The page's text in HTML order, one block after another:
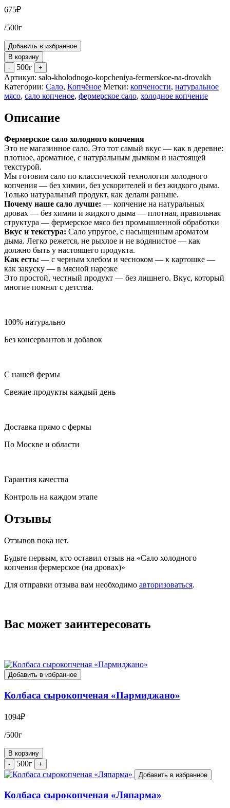
675₽
/500г
Добавить в избранное
В корзину
-
500г +
Артикул: salo-kholodnogo-kopcheniya-fermerskoe-na-drovakh
Категории: Сало, Копчёное Метки: копчености, натуральное
мясо, сало копченое, фермерское сало, холодное копчение
Описание
Фермерское сало холодного копчения
Это не магазинное сало. Это тот самый вкус — как в деревне:
плотное, ароматное, с натуральным дымком и настоящей
текстурой.
Мы готовим сало по классической технологии холодного
копчения — без химии, без ускорителей и без жидкого дыма.
Только натуральный продукт, как делали раньше.
Почему наше сало лучше: — копчение на натуральных
дровах — без химии и жидкого дыма — плотная, правильная
структура — фермерское мясо без промышленной обработки
Вкус и текстура: Сало упругое, с насыщенным ароматом
дыма. Легко режется, не рыхлое и не водянистое — как
должно быть у настоящего продукта.
Как есть: — с черным хлебом и чесноком — к картошке —
как закуску — в мясной нарезке
Это простой, честный продукт — без лишнего. Вкус, который
многие помнят с детства.
100% натурально
Без консервантов и добавок
С нашей фермы
Свежие продукты каждый день
Доставка прямо с фермы
По Москве и области
Гарантия качества
Контроль на каждом этапе
Отзывы
Отзывов пока нет.
Будьте первым, кто оставил отзыв на «Сало холодного
копчения фермерское (на дровах)»
Для отправки отзыва вам необходимо авторизоваться.
Вас может заинтересовать
Добавить в избранное
Колбаса сырокопченая «Пармиджано»
1094₽
/500г
В корзину
-
500г
+
Добавить в избранное
Колбаса сырокопченая «Ляпарма»